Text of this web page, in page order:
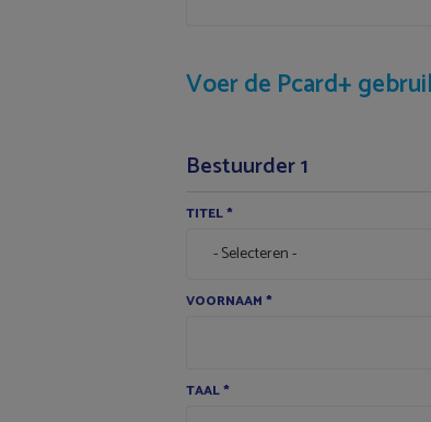
Voer de Pcard+
Bestuurder 1
TITEL*
VOORNAAM *
TAAL*